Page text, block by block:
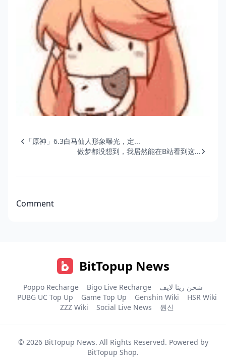
「原神」6.3白马仙人形象曝光，定...
做梦都没想到，我居然能在B站看到这...
Comment
BitTopup News
Poppo Recharge Bigo Live Recharge
شحن زينا لايف
PUBG UC Top Up
Game Top Up Genshin Wiki
HSR Wiki
ZZZ Wiki
Social Live News 원신
© 2026 BitTopup News. All Rights Reserved. Powered by
BitTopup Shop.